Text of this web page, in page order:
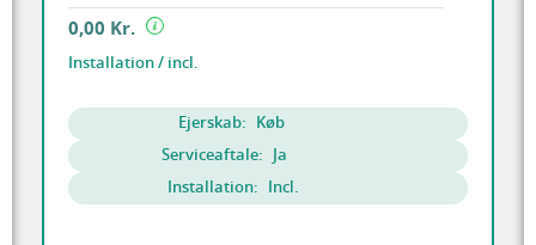
0,00 Kr.
Installation / incl.
Ejerskab: Køb
Serviceaftale: Ja
Installation: Incl.